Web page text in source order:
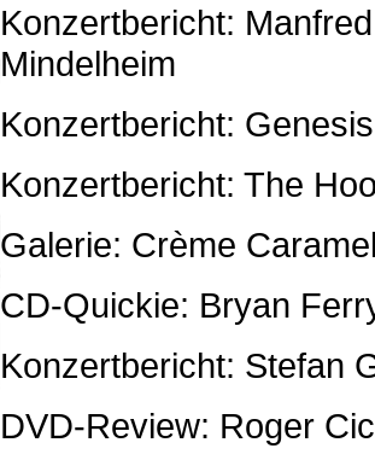
Konzertbericht:
Mindelheim
Konzertbericht:
Konzertbericht: The
Galerie: Crème
CD-Quickie: Bryan
Konzertbericht: Stefan
DVD-Review: Roger